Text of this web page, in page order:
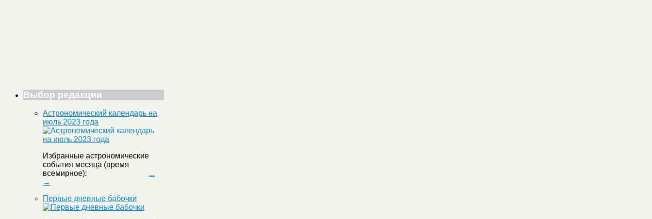
Выбор редакции
Астрономический календарь на
июль 2023 года
Избранные астрономические
события месяца (время
всемирное): ...
→
Первые дневные бабочки